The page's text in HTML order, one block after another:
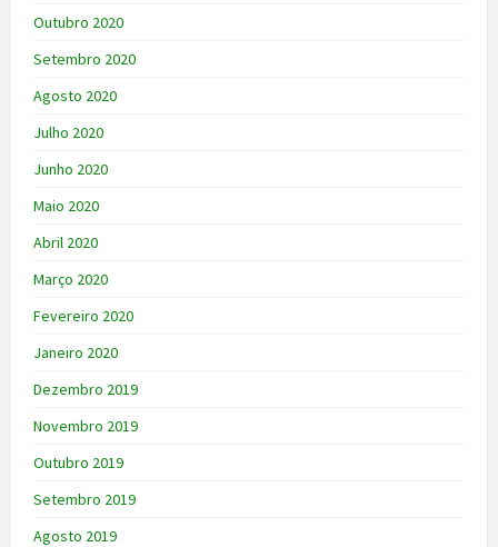
Outubro 2020
Setembro 2020
Agosto 2020
Julho 2020
Junho 2020
Maio 2020
Abril 2020
Março 2020
Fevereiro 2020
Janeiro 2020
Dezembro 2019
Novembro 2019
Outubro 2019
Setembro 2019
Agosto 2019